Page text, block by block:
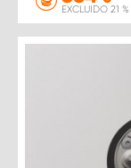
EXCLUIDO 21